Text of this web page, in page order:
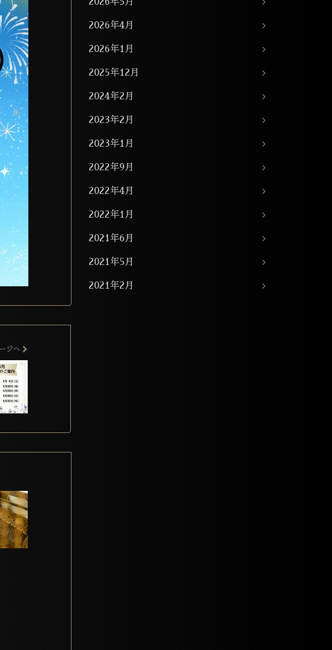
ジへ
2026年4月
2026年1月
2025年12月
2024年2月
2023年2月
2023年1月
2022年9月
2022年4月
2022年1月
2021年6月
2021年5月
2021年2月